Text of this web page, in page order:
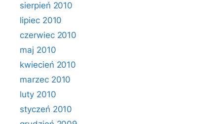
sierpień 2010
lipiec 2010
czerwiec 2010
maj 2010
kwiecień 2010
marzec 2010
luty 2010
styczeń 2010